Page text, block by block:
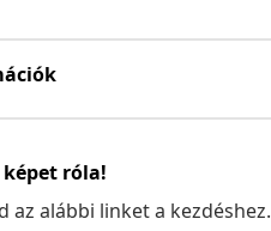
róla!
az alábbi linket a kezdéshez.